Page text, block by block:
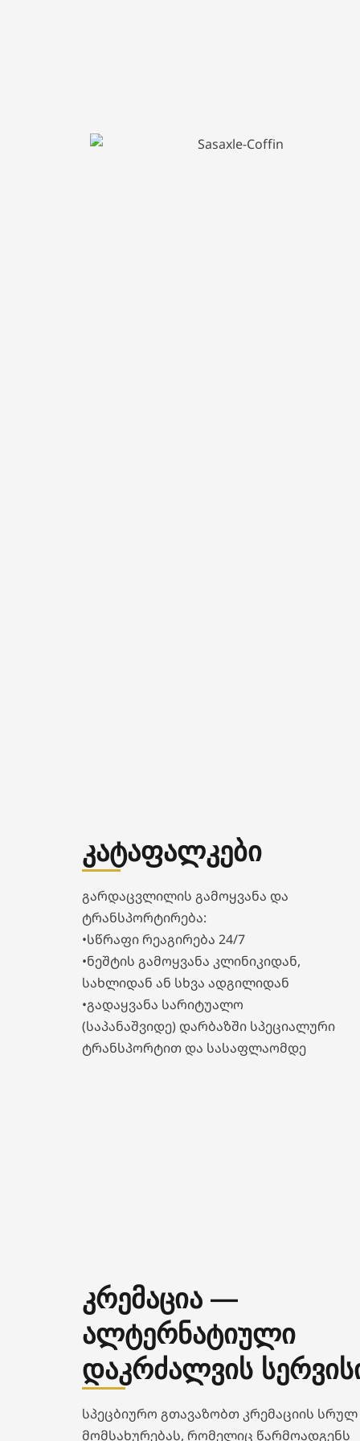
კატაფალკები
გარდაცვლილის გამოყვანა და
ტრანსპორტირება:
•სწრაფი რეაგირება 24/7
•ნეშტის გამოყვანა კლინიკიდან,
სახლიდან ან სხვა ადგილიდან
•გადაყვანა სარიტუალო
(საპანაშვიდე) დარბაზში სპეციალური
ტრანსპორტით და სასაფლაომდე
კრემაცია —
ალტერნატიული
დაკრძალვის
სპეცბიურო გთავაზობთ კრემაციის სრულ
მომსახურებას, რომელიც წარმოადგენს